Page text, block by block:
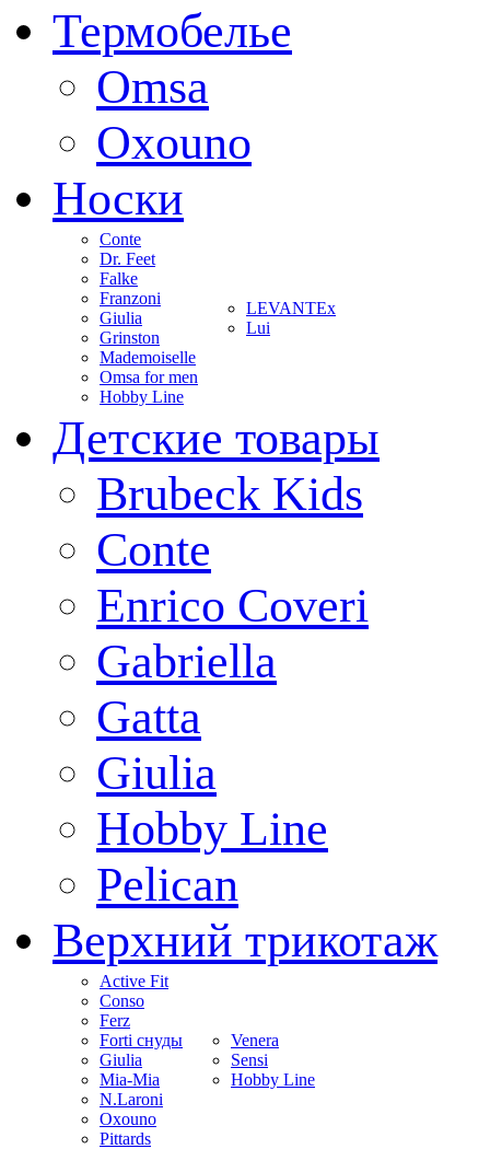
Термобелье
Omsa
Oxouno
Носки
Conte
Dr. Feet
Falke
Franzoni
Giulia
Grinston
Mademoiselle
Omsa for men
Hobby Line
LEVANTEx
Lui
Детские товары
Brubeck Kids
Conte
Enrico Coveri
Gabriella
Gatta
Giulia
Hobby Line
Pelican
Верхний трикотаж
Active Fit
Conso
Ferz
Forti снуды
Giulia
Mia-Mia
N.Laroni
Oxouno
Pittards
Venera
Sensi
Hobby Line